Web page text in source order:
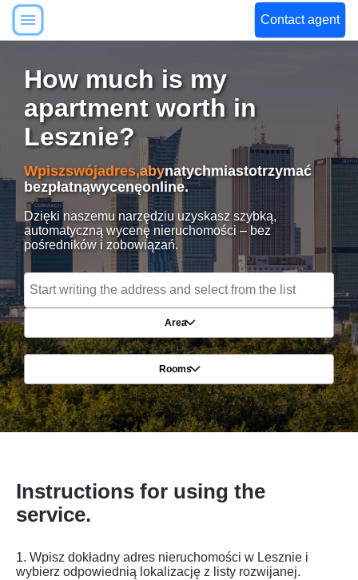
Contact agent
How much is my
apartment worth in
Lesznie?
Wpiszswójadres,abynatychmiastotrzymać
bezpłatnąwycenęonline.
Dzięki naszemu narzędziu uzyskasz szybką,
automatyczną wycenę nieruchomości – bez
pośredników i zobowiązań.
Area
Rooms
Instructions for using the
service.
1. Wpisz dokładny adres nieruchomości w Lesznie i
wybierz odpowiednią lokalizację z listy rozwijanej.